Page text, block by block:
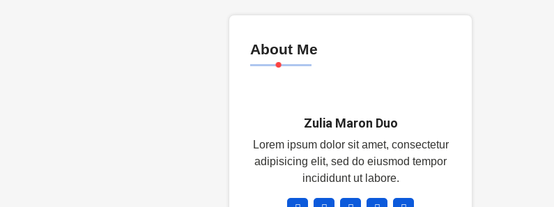
About Me
Zulia Maron Duo
Lorem ipsum dolor sit amet, consectetur
adipisicing elit, sed do eiusmod tempor
incididunt ut labore.